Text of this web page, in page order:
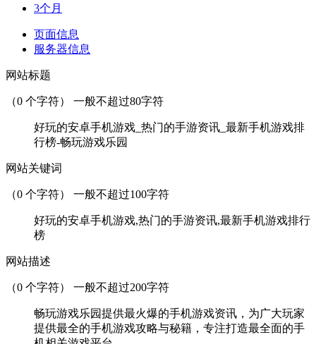
3个月
页面信息
服务器信息
网站标题
（0 个字符） 一般不超过80字符
好玩的安卓手机游戏_热门的手游资讯_最新手机游戏排
行榜-畅玩游戏乐园
网站关键词
（0 个字符） 一般不超过100字符
好玩的安卓手机游戏,热门的手游资讯,最新手机游戏排行
榜
网站描述
（0 个字符） 一般不超过200字符
畅玩游戏乐园提供最火爆的手机游戏资讯，为广大玩家
提供最全的手机游戏攻略与秘籍，专注打造最全面的手